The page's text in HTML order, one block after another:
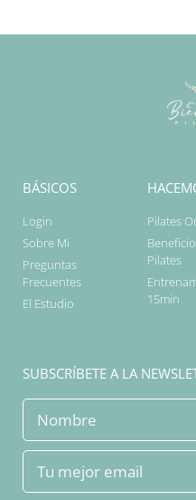
BÁSICOS
Login
Sobre Mi
Preguntas
Frecuentes
El Estudio
Pilates
Pilates
15min
SUBSCRÍBETE A LA